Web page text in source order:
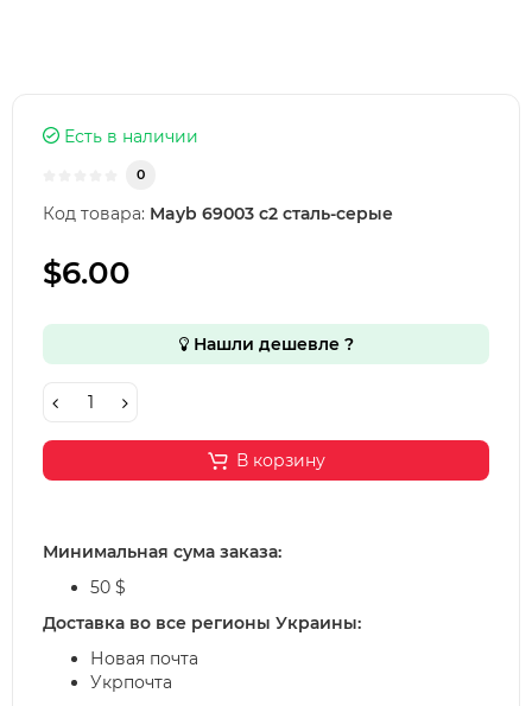
Есть в наличии
0
Код товара: Mayb 69003 c2 сталь-серые
$6.00
Нашли дешевле ?
В корзину
Минимальная сума заказа:
50 $
Доставка во все регионы Украины:
Новая почта
Укрпочта